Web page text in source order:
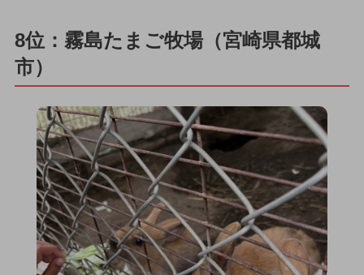
8位：霧島たまご牧場（宮崎県都城
市）